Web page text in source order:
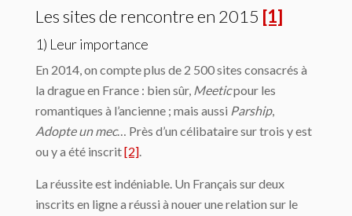
Les sites de rencontre en 2015 [1]
1) Leur importance
En 2014, on compte plus de 2 500 sites consacrés à
la drague en France : bien sûr, Meeticpour les
romantiques à l’ancienne ; mais aussi Parship,
Adopte un mec… Près d’un célibataire sur trois y est
ou y a été inscrit[2].
La réussite est indéniable. Un Français sur deux
inscrits en ligne a réussi à nouer une relation sur le